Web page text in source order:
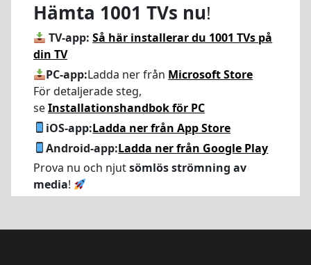
Hämta 1001 TVs nu!
TV-app: Så här installerar du 1001 TVs på
din TV
PC-app:Ladda ner från Microsoft Store
För detaljerade steg,
seInstallationshandbok för PC
iOS-app:Ladda ner från App Store
Android-app:Ladda ner från Google Play
Prova nu och njutsömlös strömning av
media!